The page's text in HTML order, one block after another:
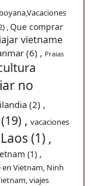
, Que comprar
vietname
(6) , Praias
no
(2) ,
, vacaciones
(1) ,
(1) ,
en Vietnam, Ninh
viajes